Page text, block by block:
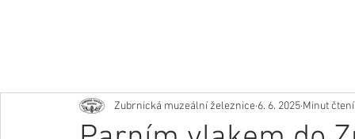
Zubrnická muzeální železnice 6. 6. 2025 Minut